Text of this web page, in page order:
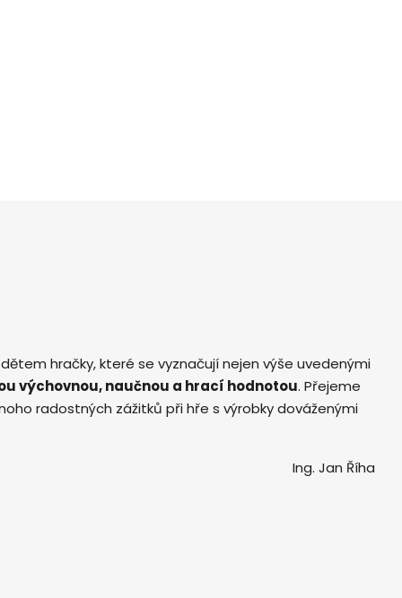
hračky, které se vyznačují nejen výše uvedenými
výchovnou, naučnou a hrací hodnotou. Přejeme
radostných zážitků při hře s výrobky dováženými
Ing. Jan Říha